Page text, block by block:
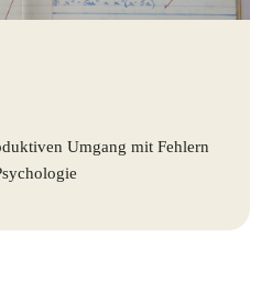
Umgang mit Fehlern